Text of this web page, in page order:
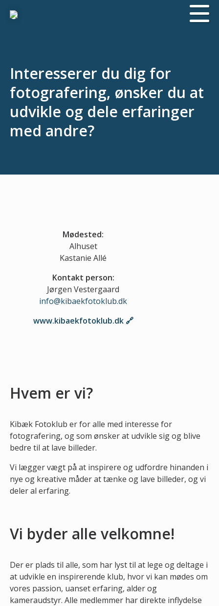
Interesserer du dig for
fotografering, ønsker du at
udvikle og dele erfaringer
med andre?
Mødested:
Alhuset
Kastanie Allé
Kontakt person:
Jørgen Vestergaard
info@kibaekfotoklub.dk
www.kibaekfotoklub.dk
Hvem er vi?
Kibæk Fotoklub er for alle med interesse for
fotografering, og som ønsker at udvikle sig og blive
bedre til at lave billeder.
Vi lægger vægt på at inspirere og udfordre hinanden i
nye og kreative måder at tænke og lave billeder, og vi
deler al erfaring.
Vi byder alle velkomne!
Der er plads til alle, som har lyst til at lege og deltage i
at udvikle en inspirerende klub, hvor vi kan mødes om
vores passion, uanset erfaring, alder og
kameraudstyr. Alle medlemmer har direkte inflydelse